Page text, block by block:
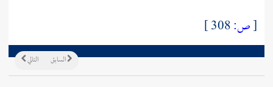
[ص:
التالي السابق